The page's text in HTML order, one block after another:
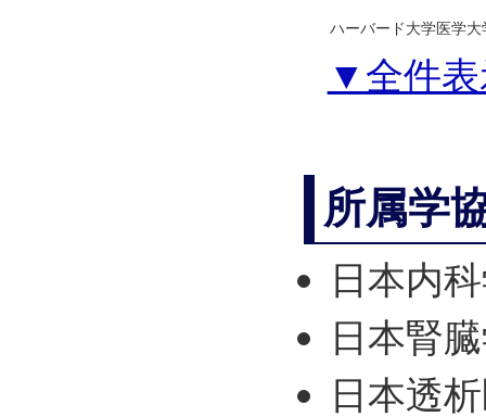
ハーバード大学医学
▼全件表
所属学
日本内
日本腎
日本透